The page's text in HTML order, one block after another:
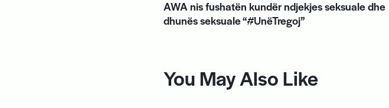
AWA nis fushatën kundër ndjekjes seksuale dhe
dhunës seksuale “#UnëTregoj”
You May Also Like